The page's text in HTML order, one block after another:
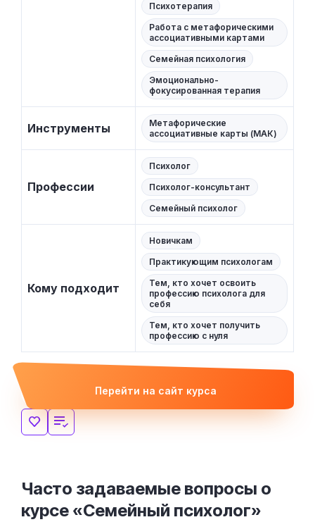
Психотерапия
Работа с метафорическими
ассоциативными картами
Семейная психология
Эмоционально-
фокусированная терапия
Инструменты
Метафорические
ассоциативные карты (МАК)
Профессии
Психолог
Психолог-консультант
Семейный психолог
Кому подходит
Новичкам
Практикующим психологам
Тем, кто хочет освоить
профессию психолога для
себя
Тем, кто хочет получить
профессию с нуля
Перейти на сайт курса
Часто задаваемые вопросы о
курсе «Семейный психолог»